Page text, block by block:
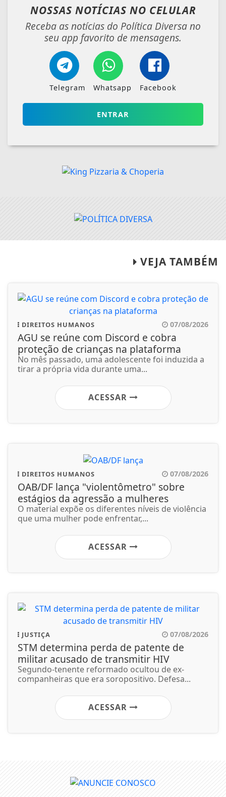
NOSSAS NOTÍCIAS NO CELULAR
Receba as notícias do Política Diversa no
seu app favorito de mensagens.
Telegram Whatsapp Facebook
ENTRAR
VEJA TAMBÉM
DIREITOS HUMANOS 07/08/2026
AGU se reúne com Discord e cobra
proteção de crianças na plataforma
No mês passado, uma adolescente foi induzida a
tirar a própria vida durante uma...
ACESSAR
DIREITOS HUMANOS 07/08/2026
OAB/DF lança "violentômetro" sobre
estágios da agressão a mulheres
O material expõe os diferentes níveis de violência
que uma mulher pode enfrentar,...
ACESSAR
JUSTIÇA 07/08/2026
STM determina perda de patente de
militar acusado de transmitir HIV
Segundo-tenente reformado ocultou de ex-
companheiras que era soropositivo. Defesa...
ACESSAR